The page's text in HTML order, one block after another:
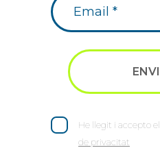
He llegit i accepto el
de privacitat